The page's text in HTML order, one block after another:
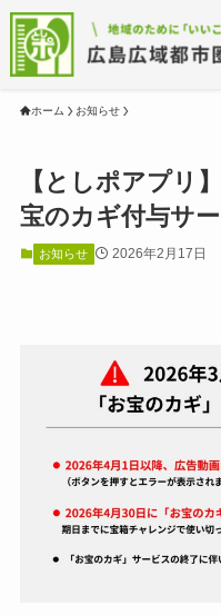
ホーム お知らせ
【としポアプリ
宝のカギ付与サ
お知らせ 2026年2月17日